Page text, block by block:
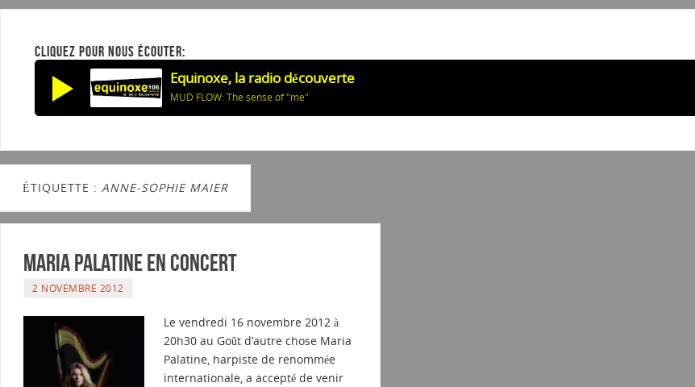
CLIQUEZ POUR NOUS ÉCOUTER:
Equinoxe, la radio découverte
MUD FLOW: The sense of "me"
ÉTIQUETTE : ANNE-SOPHIE MAIER
Maria Palatine en concert
2 NOVEMBRE 2012
Le vendredi 16 novembre 2012 à
20h30 au Goût d’autre chose Maria
Palatine, harpiste de renommée
internationale, a accepté de venir